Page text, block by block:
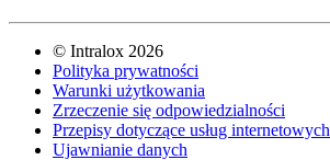
© Intralox 2026
Polityka prywatności
Warunki użytkowania
Zrzeczenie się odpowiedzialności
Przepisy dotyczące usług internetowych
Ujawnianie danych